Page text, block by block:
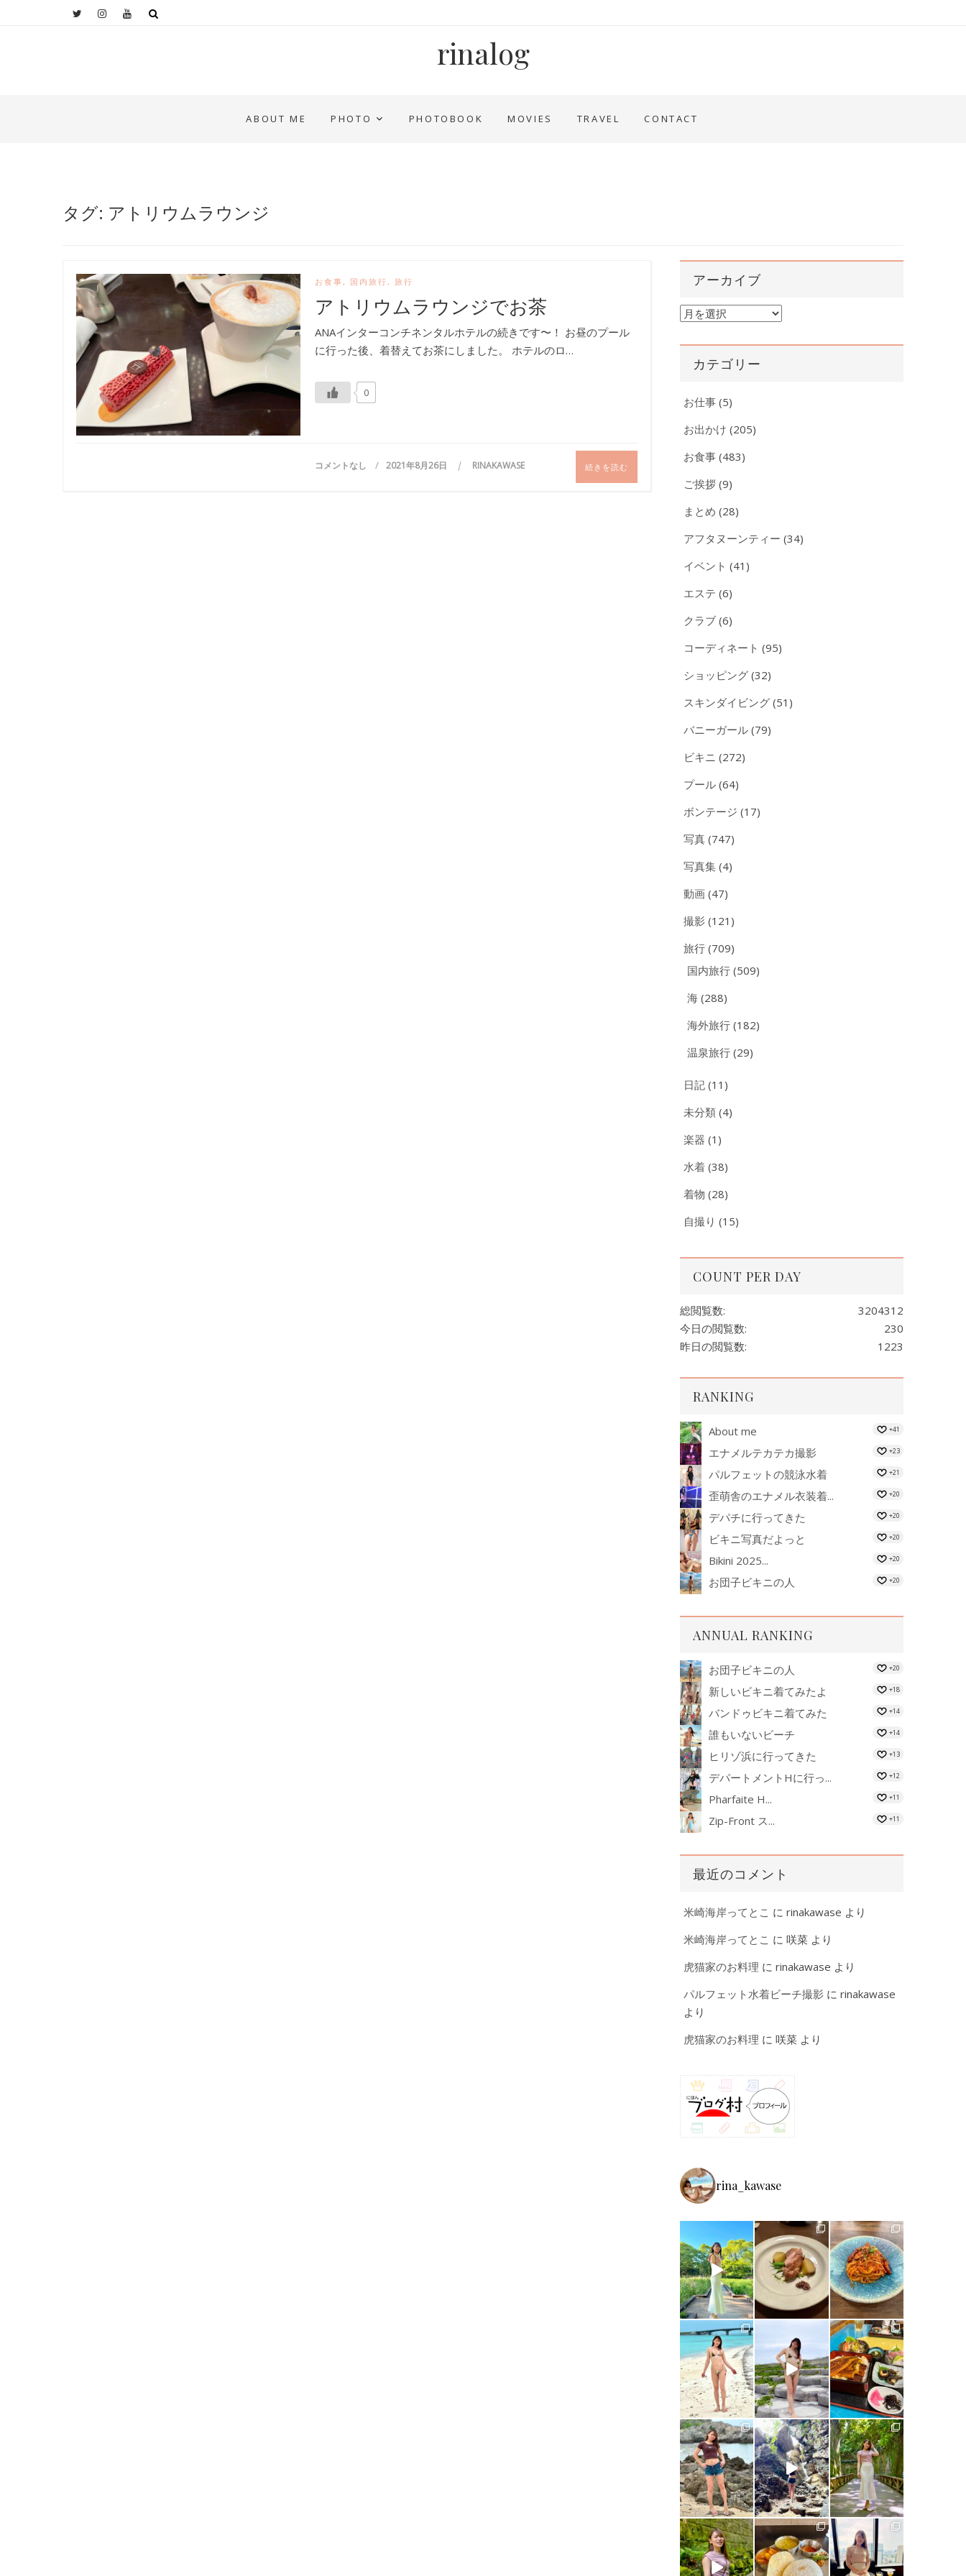
rinalog
ABOUT ME PHOTO PHOTOBOOK MOVIES TRAVEL CONTACT
タグ: アトリウムラウンジ
お食事, 国内旅行,旅行
アトリウムラウンジでお茶
ANAインターコンチネンタルホテルの続きです〜！ お昼のプール
に行った後、着替えてお茶にしました。 ホテルのロ…
0
コメントなし 2021年8月26日 RINAKAWASE 続きを読む
アーカイブ
ア
カ
カテゴリー
お仕事 (5)
お出かけ (205)
お食事 (483)
ご挨拶 (9)
まとめ (28)
アフタヌーンティー (34)
イベント (41)
エステ (6)
クラブ (6)
コーディネート (95)
ショッピング (32)
スキンダイビング (51)
バニーガール (79)
ビキニ (272)
プール (64)
ボンテージ (17)
写真 (747)
写真集 (4)
動画 (47)
撮影 (121)
旅行 (709)
国内旅行 (509)
海 (288)
海外旅行 (182)
温泉旅行 (29)
日記 (11)
未分類 (4)
楽器 (1)
水着 (38)
着物 (28)
自撮り (15)
COUNT PER DAY
3204312
総閲覧数:
230
今日の閲覧数:
1223
昨日の閲覧数:
RANKING
About me +41
エナメルテカテカ撮影 +23
パルフェットの競泳水着 +21
歪萌舎のエナメル衣装着... +20
デパチに行ってきた +20
ビキニ写真だよっと +20
Bikini 2025... +20
お団子ビキニの人 +20
ANNUAL RANKING
お団子ビキニの人 +20
新しいビキニ着てみたよ +18
バンドゥビキニ着てみた +14
誰もいないビーチ +14
ヒリゾ浜に行ってきた +13
デパートメントHに行っ... +12
Pharfaite H... +11
Zip-Front ス... +11
最近のコメント
米崎海岸ってとこ に rinakawase より
米崎海岸ってとこ に 咲菜 より
虎猫家のお料理 に rinakawase より
パルフェット水着ビーチ撮影 に rinakawase
より
虎猫家のお料理 に 咲菜 より
rina_kawase